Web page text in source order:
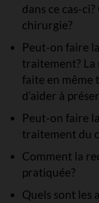
dans ce cas-
chirurgie?
Peut-on faire
traitement?
faite en même
d’aider à
Peut-on faire
traitement du
Comment la
pratiquée?
Quels sont les